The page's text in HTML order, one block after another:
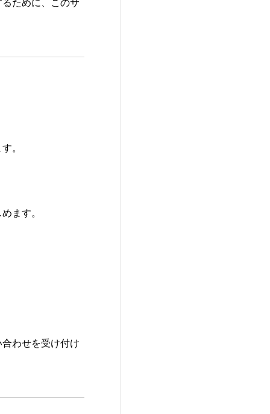
ために、このサ
。
ます。
わせを受け付け